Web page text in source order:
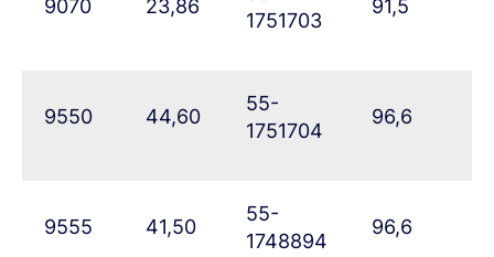
9070 23,86
1751703
91,5
9550 44,60
55-
1751704
96,6
9555 41,50
55-
1748894
96,6